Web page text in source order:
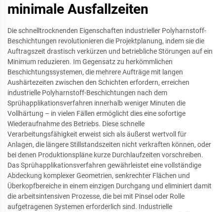
minimale Ausfallzeiten
Die schnelltrocknenden Eigenschaften industrieller Polyharnstoff-
Beschichtungen revolutionieren die Projektplanung, indem sie die
Auftragszeit drastisch verkürzen und betriebliche Störungen auf ein
Minimum reduzieren. Im Gegensatz zu herkömmlichen
Beschichtungssystemen, die mehrere Aufträge mit langen
Aushärtezeiten zwischen den Schichten erfordern, erreichen
industrielle Polyharnstoff-Beschichtungen nach dem
Sprühapplikationsverfahren innerhalb weniger Minuten die
Vollhärtung – in vielen Fällen ermöglicht dies eine sofortige
Wiederaufnahme des Betriebs. Diese schnelle
Verarbeitungsfähigkeit erweist sich als äußerst wertvoll für
Anlagen, die längere Stillstandszeiten nicht verkraften können, oder
bei denen Produktionspläne kurze Durchlaufzeiten vorschreiben.
Das Sprühapplikationsverfahren gewährleistet eine vollständige
Abdeckung komplexer Geometrien, senkrechter Flächen und
Überkopfbereiche in einem einzigen Durchgang und eliminiert damit
die arbeitsintensiven Prozesse, die bei mit Pinsel oder Rolle
aufgetragenen Systemen erforderlich sind. Industrielle